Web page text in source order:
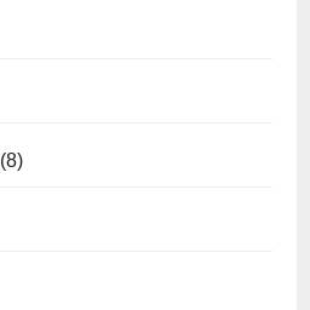
(8)